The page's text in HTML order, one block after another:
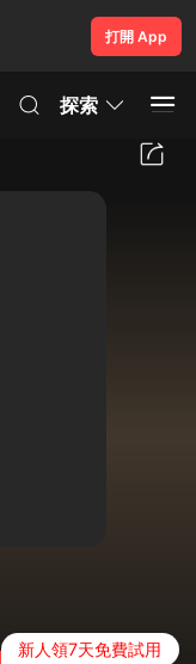
打開 App
探索
新人領7天免費試用